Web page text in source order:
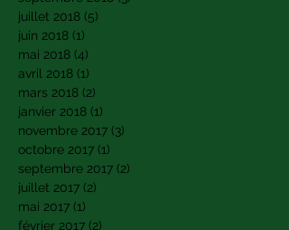
novembre 2018
septembre 2018
juillet 2018
(5)
juin 2018
(1)1 post
mai 2018 (4)4 posts
avril 2018 (1) 1 post
mars 2018 (2) 2 posts
janvier 2018 (1)1 post
novembre 2017 (3)3 posts
octobre 2017
septembre 2017
juillet 2017 (2)2 posts